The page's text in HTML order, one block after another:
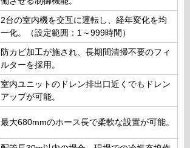
2台の室内機を交互に運転し、経年変化を均
一化。（設定範囲：1～999時間）
防カビ加工が施され、長期間清掃不要のフィ
ルターを採用。
室内ユニットのドレン排出口近くでもドレン
アップが可能。
最大680mmのホース長で柔軟な設置が可能。